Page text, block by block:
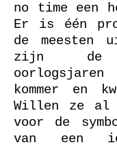
no time een
Er is één
de meesten
zijn de
kommer en
Willen ze al
voor de
van een